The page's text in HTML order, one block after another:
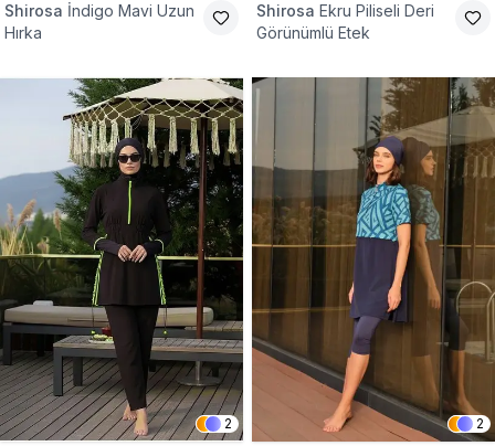
Shirosa İndigo Mavi Uzun
Hırka
Shirosa Ekru Piliseli Deri
Görünümlü Etek
2 2